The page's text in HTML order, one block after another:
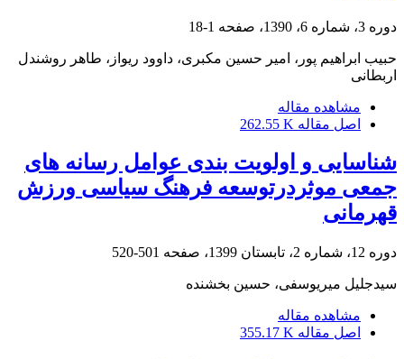
دوره 3، شماره 6، 1390، صفحه 1-18
حبیب ابراهیم پور، امیر حسین مکبری، داوود ریواز، طاهر روشندل
اربطانی
مشاهده مقاله
اصل مقاله 262.55 K
شناسایی و اولویت بندی عوامل رسانه های
جمعی موثردرتوسعه فرهنگ سیاسی ورزش
قهرمانی
دوره 12، شماره 2، تابستان 1399، صفحه 501-520
سیدجلیل میریوسفی، حسین بخشنده
مشاهده مقاله
اصل مقاله 355.17 K